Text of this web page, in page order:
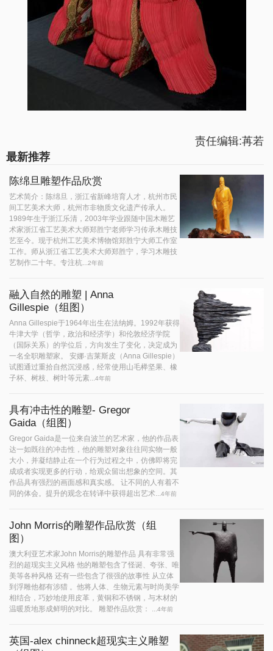
责任编辑:苒若
最新推荐
陈绵旦雕塑作品欣赏
艺术简介：陈绵旦，浙江省新峰培育人才，杭州市民
间工艺美术大师，杭州市非物质文化遗产传承人。
1989年生于浙江乐清，2003年学业跟随中国木雕艺
术家浙江省工艺美术大师郑胜宁老师学习传承木雕技
艺至今。现于杭州工艺美术博物馆郑胜宁大师工作室
工作。师从浙江省工艺美术大师郑胜宁，学习木雕技
艺制作二十年。专注杭...2年前
融入自然的雕塑 | Anna
Gillespie（组图）
Anna Gillespie于1964年出生在法纳姆。1992年获得
牛津大学（哲学，政治和经济学）和伦敦经济学院
（国际关系）的学位后，方向发生了变化，决定成为
一名全职雕塑家。 安娜·吉莱斯皮（Anna Gillespie）
试图通过重拾自然沉浸感，经常使用山毛榉坚果、橡
子杯、树枝、树叶等元素...4年前
具有冲击性的雕塑- Gregor
Gaida（组图）
Gregor Gaida是一位来自波兰的艺术家，他的作品表
达一如既往的冲击性，他的雕塑对象往往同实物一般
大小，并凝结静止在一个行为过程之中，仿佛即将完
成或者实现更多的行动，给观众留出想象的空间。其
作品具有强烈的画面感和真实感。 让不同的人有着不
同的体会。提升的观念在转译中获得超出艺术...4年前
John Morris的雕塑作品欣赏（组
图）
澳大利亚艺术家John Morris的雕塑作品 具有非常强
烈的超现实主义风格 他的雕塑包含了怪诞、夸张、唯
美等各种风格 还有一些包含了很强的故事性 从立体
到浮雕他都有涉猎 。他将人体、生物元素与时尚美学
相结合，巧妙地使用皮革，黄铜和不锈钢，与木材的
温暖质地形成鲜明的对比。 雕塑作品欣赏： ...4年前
英国-alex chinneck超现实主义雕塑